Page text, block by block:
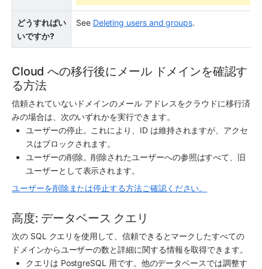
どうすればい
いですか?
See Deleting users and groups.
Cloud への移行後にメール ドメインを確認す
る方法
信頼されていないドメインのメール アドレスをクラウドに移行済
みの場合は、次のいずれかを実行できます。
ユーザーの停止。これにより、ID は維持されますが、アクセ
スはブロックされます。
ユーザーの削除。削除されたユーザーへの参照はすべて、旧
ユーザーとして表示されます。
ユーザーを削除または停止する方法ご確認ください。
高度: データベース クエリ
次の SQL クエリを使用して、信頼できるとマークしたすべての
ドメインからユーザーの数と詳細に関する情報を取得できます。
クエリは PostgreSQL 用です。他のデータベースでは調整す